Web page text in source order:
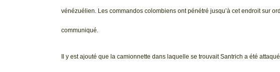
vénézuélien. Les commandos colombiens ont pénétré jusqu’à cet endroit sur
communiqué.
Il y est ajouté que la camionnette dans laquelle se trouvait Santrich a été